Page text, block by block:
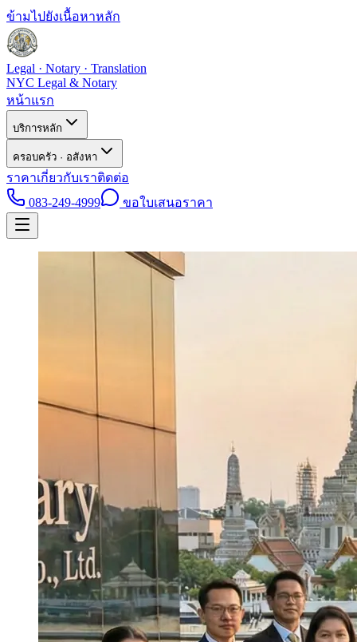
ข้ามไปยังเนื้อหาหลัก
Legal · Notary · Translation
NYC Legal & Notary
หน้าแรก
บริการหลัก
ครอบครัว · อสังหา
ราคาเกี่ยวกับเราติดต่อ
083-249-4999
ขอใบเสนอราคา